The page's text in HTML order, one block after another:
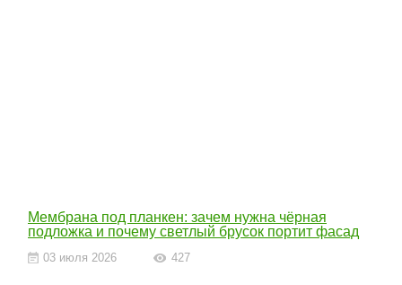
Мембрана под планкен: зачем нужна чёрная
подложка и почему светлый брусок портит фасад
03 июля 2026 427